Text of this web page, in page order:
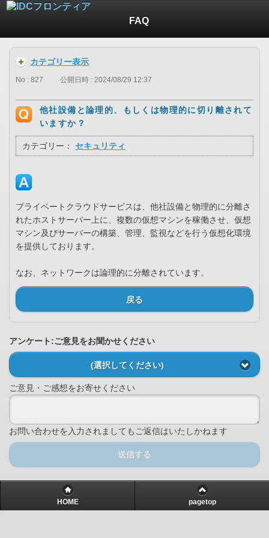
FAQ
カテゴリー表示
No : 827 公開日時 : 2024/08/29 12:37
他社設備と論理的、もしくは物理的に切り離されて
いますか？
カテゴリー： セキュリティ
プライベートクラウドサービスは、他社設備と物理的に分離さ
れたホストサーバー上に、複数の仮想マシンを稼働させ、仮想
マシン及びサーバーの構築、管理、監視などを行う仮想化環境
を提供しております。
なお、ネットワークは論理的に分離されています。
戻る
アンケート:ご意見をお聞かせください
(選択してください)
ご意見・ご感想をお寄せください
お問い合わせを入力されましてもご返信はいたしかねます
送信する
HOME pagetop